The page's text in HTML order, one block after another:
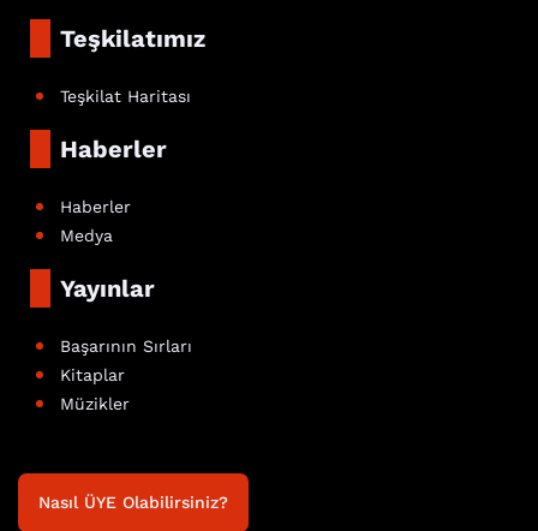
Teşkilatımız
Teşkilat Haritası
Haberler
Haberler
Medya
Yayınlar
Başarının Sırları
Kitaplar
Müzikler
Nasıl ÜYE Olabilirsiniz?